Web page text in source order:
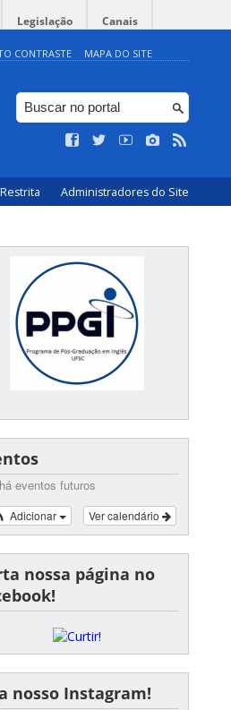
Legislação Canais
CONTRASTE MAPA DO SITE
Administradores do Site
eventos futuros
Ver calendário
Adicionar
nossa página no
nosso Instagram!